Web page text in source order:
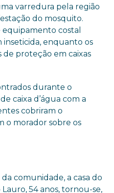
varredura pela região
do mosquito.
costal
inseticida, enquanto os
de proteção em caixas
durante o
caixa d’água com a
cobriram o
o morador sobre os
comunidade, a casa do
54 anos, tornou-se,